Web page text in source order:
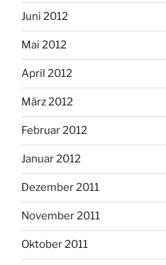
Juni 2012
Mai 2012
April 2012
März 2012
Februar 2012
Januar 2012
Dezember 2011
November 2011
Oktober 2011